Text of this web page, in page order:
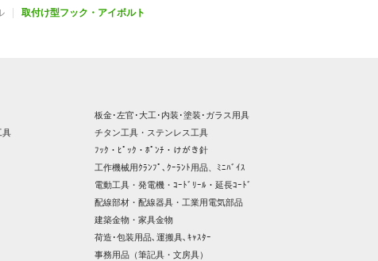
取付け型フック・アイボルト
板金･左官･大工･内装･塗装･ガラス用具
具
チタン工具・ステンレス工具
ﾌｯｸ・ﾋﾟｯｸ・ﾎﾟﾝﾁ・けがき針
工作機械用ｸﾗﾝﾌﾟ､ｸｰﾗﾝﾄ用品、ﾐﾆﾊﾞｲｽ
電動工具・発電機・ｺｰﾄﾞﾘｰﾙ・延長ｺｰﾄﾞ
配線部材・配線器具・工業用電気部品
建築金物・家具金物
荷造･包装用品､運搬具､ｷｬｽﾀｰ
事務用品（筆記具・文房具）